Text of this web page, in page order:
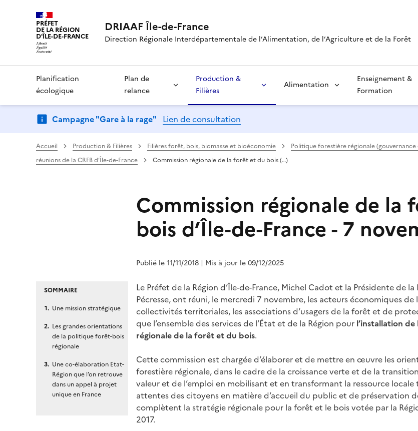
PRÉFET
DE LA RÉGION
D'ÎLE-DE-FRANCE
DRIAAF Île-de-France
Direction Régionale Interdépartementale de l’Alimentation, de l’Agriculture et de la Forêt
Planification
écologique
Plan de
relance
Production &
Filières
Alimentation
Enseignement &
Formation
Campagne "Gare à la rage" Lien de consultation
Accueil Production & Filières Filières forêt, bois, biomasse et bioéconomie Politique forestière régionale (gouvernance
réunions de la CRFB d’Île-de-France
Commission régionale de la forêt et du bois (…)
Commission régionale de la
bois d’Île-de-France - 7
Publié le 11/11/2018 | Mis à jour le 09/12/2025
SOMMAIRE
Une mission stratégique
Les grandes orientations
de la politique forêt-bois
régionale
Une co-élaboration Etat-
Région que l’on retrouve
dans un appel à projet
unique en France
Le Préfet de la Région d’Île-de-France, Michel Cadot et la Présidente de
Pécresse, ont réuni, le mercredi 7 novembre, les acteurs économiques de
collectivités territoriales, les associations d’usagers de la forêt et de
que l’ensemble des services de l’État et de la Région pour l’installation
régionale de la forêt et du bois.
Cette commission est chargée d’élaborer et de mettre en œuvre les
forestière régionale, dans le cadre de la croissance verte et de la
valeur et de l’emploi en mobilisant et en transformant la ressource
attentes des citoyens en matière d’accueil du public et de préservation
complètent la stratégie régionale pour la forêt et le bois votée par la
2017.